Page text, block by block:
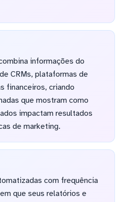
informações do
CRMs, plataformas de
financeiros, criando
que mostram como
impactam resultados
de marketing.
com frequência
que seus relatórios e